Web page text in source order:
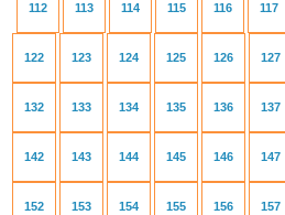
112 113 114 115 116 117
122 123 124 125 126 127
132 133 134 135 136 137
142 143 144 145 146 147
152 153 154 155 156 157